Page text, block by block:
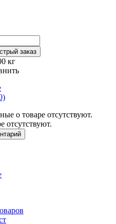
заказ
кг
о товаре отсутствуют.
отсутствуют.